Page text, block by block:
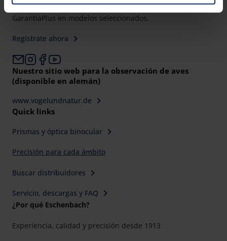
clicking on the "Accept all" button or change your mind by
time and deselect cookies at any time (in the Privacy
Policy and in the footer of our website).
Further information on the procedures used and your
Registre sus prismáticos y asegúrese todas las ventajas de
GarantiaPlus en modelos seleccionados.
Regístrate ahora
Nuestro sitio web para la observación de aves
(disponible en alemán)
www.vogelundnatur.de
Quick links
Prismas y óptica binocular
Precisión para cada ámbito
Buscar distribuidores
Servicio, descargas y FAQ
¿Por qué Eschenbach?
Experiencia, calidad y precisión desde 1913